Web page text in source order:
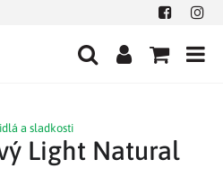
Facebook
a sladkosti
Light Natural